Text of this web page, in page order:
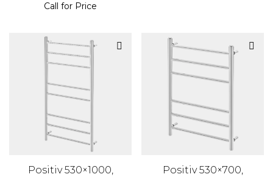
Call for Price
Positiv 530×1000,
Positiv 530×700,